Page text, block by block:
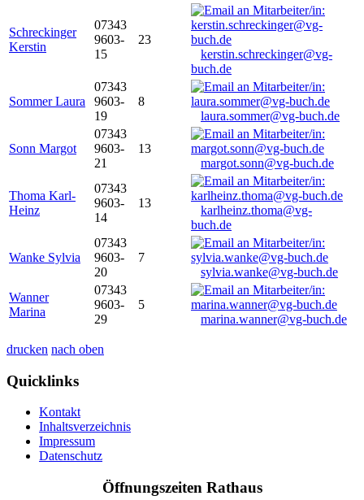
Schreckinger
Kerstin
07343
9603-
15
23
kerstin.schreckinger@vg-
buch.de
Sommer Laura
07343
9603-
19
8
laura.sommer@vg-buch.de
Sonn Margot
07343
9603-
21
13
margot.sonn@vg-buch.de
Thoma Karl-
Heinz
07343
9603-
14
13
karlheinz.thoma@vg-
buch.de
Wanke Sylvia
07343
9603-
20
7
sylvia.wanke@vg-buch.de
Wanner
Marina
07343
9603-
29
5
marina.wanner@vg-buch.de
drucken nach oben
Quicklinks
Kontakt
Inhaltsverzeichnis
Impressum
Datenschutz
Öffnungszeiten Rathaus